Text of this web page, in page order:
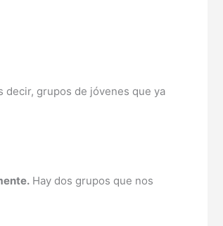
decir, grupos de jóvenes que ya
Hay dos grupos que nos